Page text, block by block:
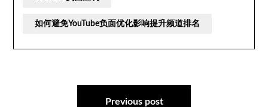
如何避免YouTube负面优化影响提升频道排名
Previous post